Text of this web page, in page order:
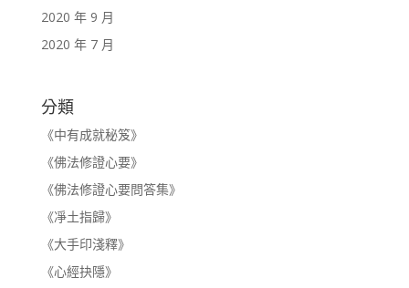
2020 年 9 月
2020 年 7 月
分類
《中有成就秘笈》
《佛法修證心要》
《佛法修證心要問答集》
《凈土指歸》
《大手印淺釋》
《心經抉隱》